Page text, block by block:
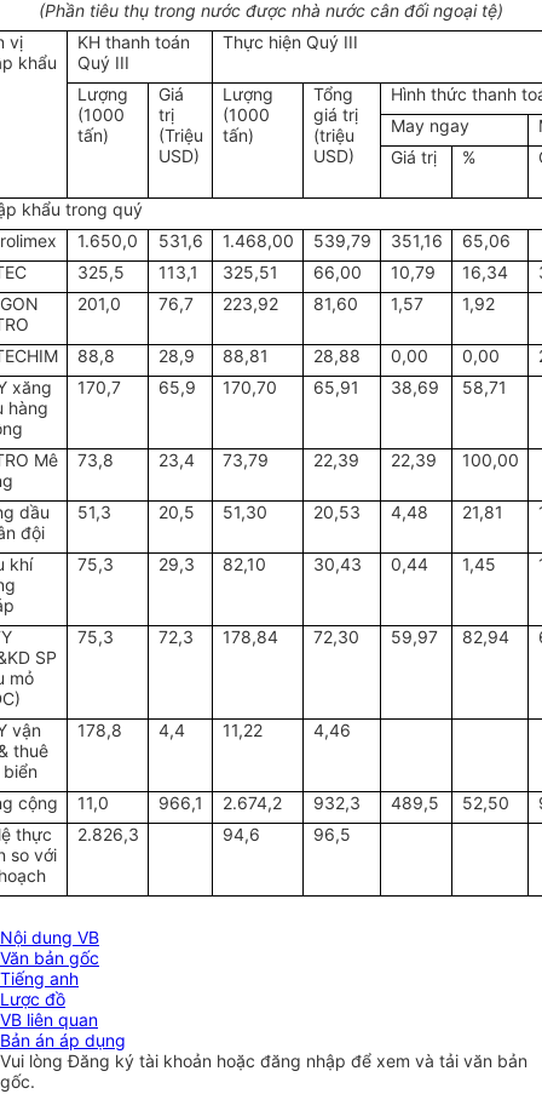
(Phần tiêu thụ trong nước được nhà nước cân đối ngoại tệ)
vị
khẩu
KH thanh toán
Quý III
Thực hiện Quý III
Lượng
(1000
tấn)
Giá
trị
(Triệu
USD)
Lượng
(1000
tấn)
Tổng
giá trị
(triệu
USD)
Hình thức thanh
May ngay
Giá trị
%
khẩu trong quý
1.650,0 531,6 1.468,00 539,79 351,16
65,06
325,5 113,1 325,51 66,00 10,79 16,34
201,0 76,7 223,92 81,60 1,57 1,92
88,8 28,9 88,81 28,88 0,00 0,00
xăng
hàng
170,7 65,9 170,70 65,91 38,69 58,71
Mê
73,8 23,4 73,79 22,39 22,39 100,00
dầu
đội
51,3 20,5 51,30 20,53 4,48 21,81
khí
75,3 29,3 82,10 30,43 0,44 1,45
SP
mỏ
75,3 72,3 178,84 72,30 59,97 82,94
vận
thuê
178,8 4,4 11,22 4,46
cộng 11,0 966,1 2.674,2 932,3 489,5 52,50
thực
so với
2.826,3 94,6 96,5
Nội dung VB
Văn bản gốc
Tiếng anh
Lược đồ
VB liên quan
Bản án áp dụng
Vui lòngĐăng ký tài khoản hoặc đăng nhập để xem và tải văn bản
gốc.